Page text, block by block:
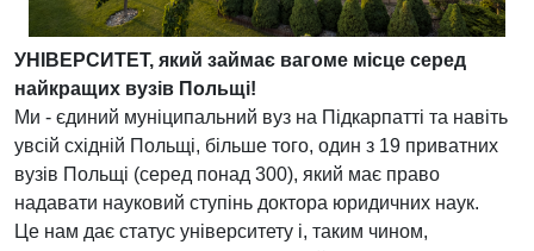
УНІВЕРСИТЕТ, який займає вагоме місце серед
найкращих вузів Польщі!
Ми - єдиний муніципальний вуз на Підкарпатті та навіть
увсій східній Польщі, більше того, один з 19 приватних
вузів Польщі (серед понад 300), який має право
надавати науковий ступінь доктора юридичних наук.
Це нам дає статус університету і, таким чином,